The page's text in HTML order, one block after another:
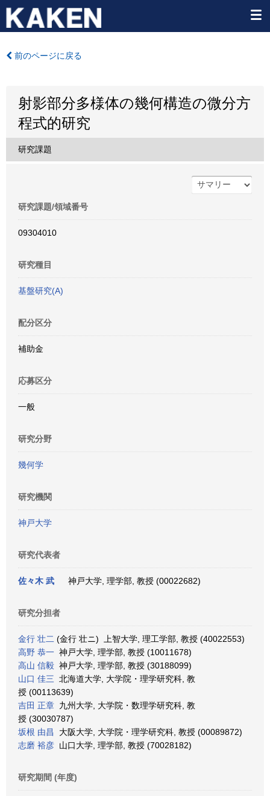
前のページに戻る
射影部分多様体の幾何構造の微分方
程式的研究
研究課題
研究課題/領域番号
09304010
研究種目
基盤研究(A)
配分区分
補助金
応募区分
一般
研究分野
幾何学
研究機関
神戸大学
研究代表者
佐々木 武 神戸大学, 理学部, 教授 (00022682)
研究分担者
金行 壮二 (金行 壮ニ) 上智大学, 理工学部, 教授 (40022553)
高野 恭一 神戸大学, 理学部, 教授 (10011678)
高山 信毅 神戸大学, 理学部, 教授 (30188099)
山口 佳三 北海道大学, 大学院・理学研究科, 教
授 (00113639)
吉田 正章 九州大学, 大学院・数理学研究科, 教
授 (30030787)
坂根 由昌
大阪大学, 大学院・理学研究科, 教授 (00089872)
志磨 裕彦 山口大学, 理学部, 教授 (70028182)
研究期間 (年度)